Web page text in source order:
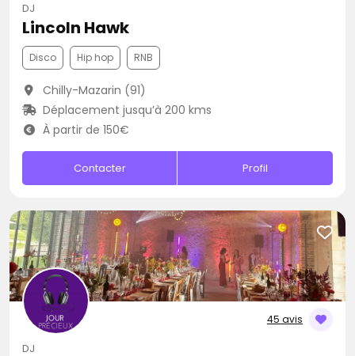
DJ
Lincoln Hawk
Disco Hip hop RNB
Chilly-Mazarin (91)
Déplacement jusqu’à 200 kms
À partir de 150€
Contacter Profil
45 avis
DJ